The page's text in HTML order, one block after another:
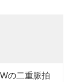
の二重脈拍